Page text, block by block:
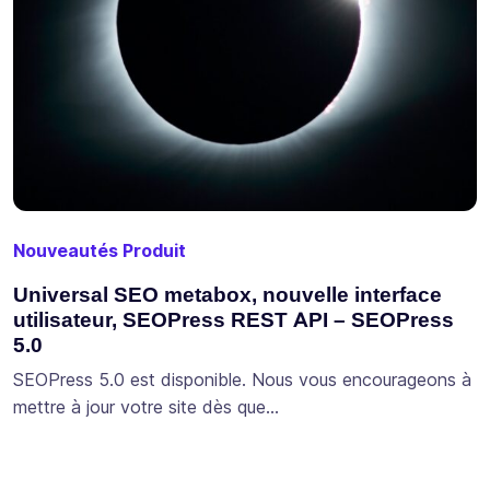
Nouveautés Produit
Universal SEO metabox, nouvelle interface
utilisateur, SEOPress REST API – SEOPress
5.0
SEOPress 5.0 est disponible. Nous vous encourageons à
mettre à jour votre site dès que…